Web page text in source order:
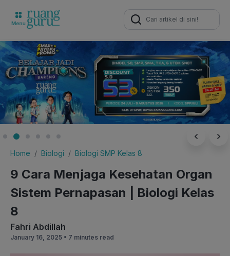
Search
for:
Home Biologi Biologi SMP Kelas 8
9 Cara Menjaga Kesehatan Organ
Sistem Pernapasan | Biologi Kelas
8
Fahri Abdillah
January 16, 2025 • 7 minutes read